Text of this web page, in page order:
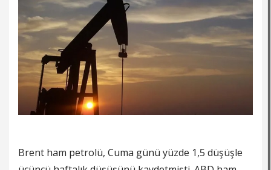
Brent ham petrolü, Cuma günü yüzde 1,5 düşüşle